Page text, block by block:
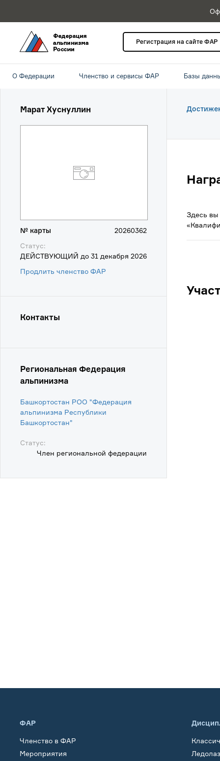
Регистрация на сайте ФАР
О Федерации Членство и сервисы ФАР Базы
Марат Хуснуллин
№ карты
20260362
Статус:
ДЕЙСТВУЮЩИЙ до 31 декабря 2026
Продлить членство ФАР
Контакты
Региональная Федерация
альпинизма
Башкортостан РОО "Федерация
альпинизма Республики
Башкортостан"
Статус:
Член региональной федерации
Здесь вы
ФАР
Членство в ФАР
Мероприятия